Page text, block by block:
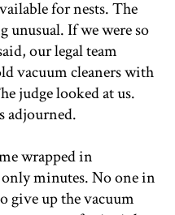
for nests. The
unusual. If we were so
our legal team
vacuum cleaners with
judge looked at us.
adjourned.
wrapped in
minutes. No one in
give up the vacuum